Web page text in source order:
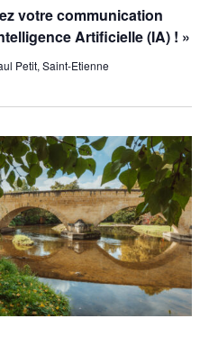
votre communication
Artificielle (IA) ! »
Petit, Saint-Etienne